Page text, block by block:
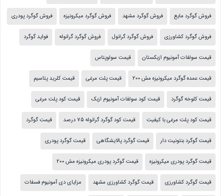
فروش گوگرد مایع فروش گوگرد مشهد فروش گوگرد میکرونیزه فروش گوگرد پودری
فروش گوگرد کشاورزی فروش گوگرد گرانول فروش گوگرد گرانوله فواید گوگرد
قیمت سولفات آمونیوم ازبکستان قیمت سولوپتاس
قیمت عمده گوگرد میکرونیزه مش 200 قیمت پلت مرغی قیمت کلرید پتاسیم
قیمت کلوخه گوگرد قیمت کود سولفات آمونیوم ازبک قیمت کود پلت مرغی
قیمت کود پلت مرغی با کیفیت قیمت کود گوگرد گرانوله 75 درصد قیمت گوگرد
قیمت گوگرد بنتونیت دار قیمت گوگرد پالایشگاهی قیمت گوگرد پودری
قیمت گوگرد پودری میکرونیزه قیمت گوگرد پودری میکرونیزه مش 200
قیمت گوگرد کشاورزی قیمت گوگرد کشاورزی مشهد مزایای دی آمونیوم فسفات